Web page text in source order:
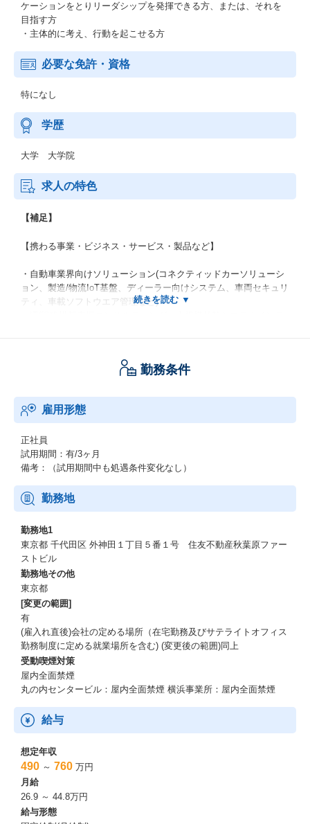
ケーションをとりリーダシップを発揮できる方、または、それを
目指す方
・主体的に考え、行動を起こせる方
必要な免許・資格
特になし
学歴
大学 大学院
求人の特色
【補足】
【携わる事業・ビジネス・サービス・製品など】
・自動車業界向けソリューション(コネクティッドカーソリューシ
ョン、製造/物流IoT基盤、ディーラー向けシステム、車両セキュリ
ティ、車載ソフトウエア管理など)
・プロダクト(各種クラウドサービス(SaaS, PaaS, IaaSなど)、ハ
ードウェア、ソフトウェア製品、など)
環境部門などとの協創活動)
【ポジションの魅力・やりがい・キャリアパス】
グローバルレベルで大きくスピーディーに変化する自動車業界を
フィールドに、担当するお客様の経営環境、戦略、課題を正確に
新規ビジネスの創出・既存ビジネスの最大化を推進して頂きま
す。
スピーディに変化する自動車業界に対して、日進月歩で進展するI
Tソリューションを含めた広範な商材を取り扱い、
国内のみならずグローバルなビジネス貢献を目指す環境に身を置
くことで、ご自身の成長を更に加速させることが可能です。
加えて、CASE、DX、GX、SDVなど、自動車業界ならではのビジ
ネステーマに携わることにより、先進的且つ多様なスキルセット
を身に付け、強化していくことができます。
加えて、自動車産業は社会への影響の非常に大きな業界であり、
お客様への営業活動を通じて、新たな社会づくりにも寄与できる
ことが大きなやりがいです。
【働く環境】
②出社/顧客先出張/在宅を組み合わせ、効率的な働き方をめざして
います。都内近郊及び関東県内への出張が適宜発生します。
勤務条件
雇用形態
正社員
試用期間：有/3ヶ月
備考：（試用期間中も処遇条件変化なし）
勤務地
勤務地1
東京都 千代田区 外神田１丁目５番１号 住友不動産秋葉原ファー
ストビル
勤務地その他
東京都
[変更の範囲]
有
(雇入れ直後)会社の定める場所（在宅勤務及びサテライトオフィス
勤務制度に定める就業場所を含む) (変更後の範囲)同上
受動喫煙対策
屋内全面禁煙
丸の内センタービル：屋内全面禁煙 横浜事業所：屋内全面禁煙
給与
想定年収
490 ～ 760 万円
月給
26.9 ～ 44.8万円
給与形態